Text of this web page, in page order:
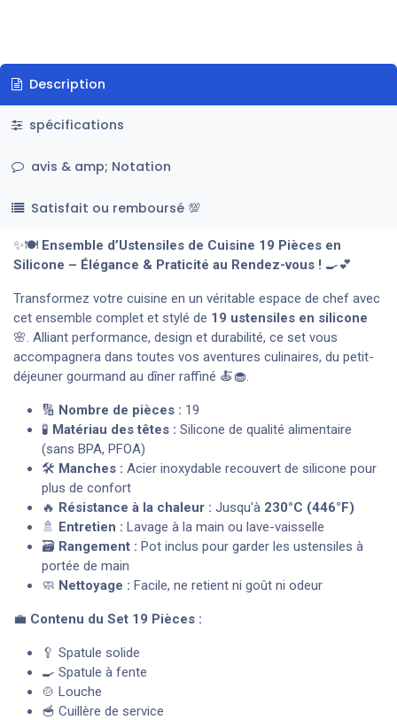
Description
spécifications
avis & amp; Notation
Satisfait ou remboursé 💯
✨🍽️ Ensemble d’Ustensiles de Cuisine 19 Pièces en
Silicone – Élégance & Praticité au Rendez-vous ! 🍳💕
Transformez votre cuisine en un véritable espace de chef avec
cet ensemble complet et stylé de 19 ustensiles en silicone
🌸. Alliant performance, design et durabilité, ce set vous
accompagnera dans toutes vos aventures culinaires, du petit-
déjeuner gourmand au dîner raffiné 🍝🧁.
🔢 Nombre de pièces : 19
🧪 Matériau des têtes : Silicone de qualité alimentaire
(sans BPA, PFOA)
🛠️ Manches : Acier inoxydable recouvert de silicone pour
plus de confort
🔥 Résistance à la chaleur : Jusqu'à 230°C (446°F)
🚿 Entretien : Lavage à la main ou lave-vaisselle
🗃️ Rangement : Pot inclus pour garder les ustensiles à
portée de main
🧼 Nettoyage : Facile, ne retient ni goût ni odeur
💼 Contenu du Set 19 Pièces :
🥄 Spatule solide
🍳 Spatule à fente
🍲 Louche
🥣 Cuillère de service